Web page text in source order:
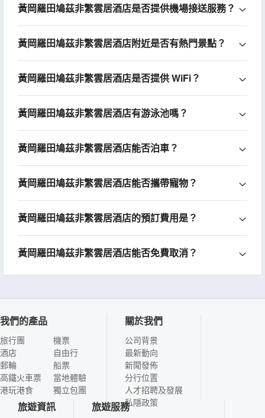
黃岡羅田鳩茲非繁雲居酒店是否提供機場接送服務？
黃岡羅田鳩茲非繁雲居酒店附近是否有熱門景點？
黃岡羅田鳩茲非繁雲居酒店是否提供 WiFi？
黃岡羅田鳩茲非繁雲居酒店有游泳池嗎？
黃岡羅田鳩茲非繁雲居酒店能否泊車？
黃岡羅田鳩茲非繁雲居酒店能否攜帶寵物？
黃岡羅田鳩茲非繁雲居酒店的預訂費用是？
黃岡羅田鳩茲非繁雲居酒店能否免費取消？
我們的產品
旅行團
酒店
郵輪
高鐵火車票
港玩港食
機票
自由行
船票
當地體驗
獨立包團
關於我們
公司背景
最新動向
新聞發佈
分行位置
人才招聘及發展
私隱政策
旅遊資訊 旅遊服務